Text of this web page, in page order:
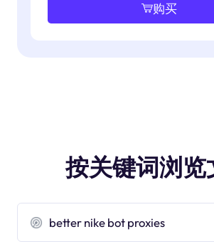
购买
按关键词浏览
better nike bot proxies